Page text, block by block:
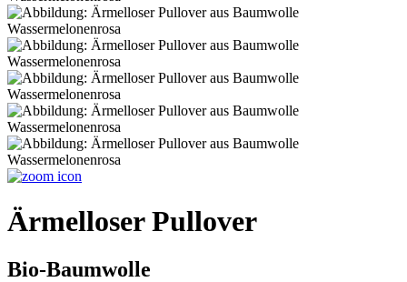
Ärmelloser Pullover
Bio-Baumwolle